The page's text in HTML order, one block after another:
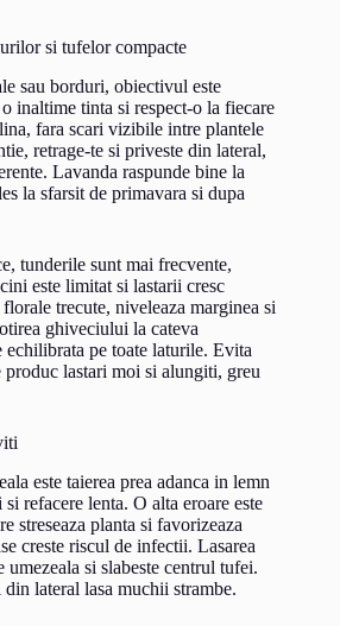
si tufelor compacte
sau borduri, obiectivul este
inaltime tinta si respect-o la fiecare
fara scari vizibile intre plantele
retrage-te si priveste din lateral,
Lavanda raspunde bine la
la sfarsit de primavara si dupa
tunderile sunt mai frecvente,
este limitat si lastarii cresc
trecute, niveleaza marginea si
ghiveciului la cateva
echilibrata pe toate laturile. Evita
lastari moi si alungiti, greu
este taierea prea adanca in lemn
refacere lenta. O alta eroare este
streseaza planta si favorizeaza
creste riscul de infectii. Lasarea
umezeala si slabeste centrul tufei.
lateral lasa muchii strambe.